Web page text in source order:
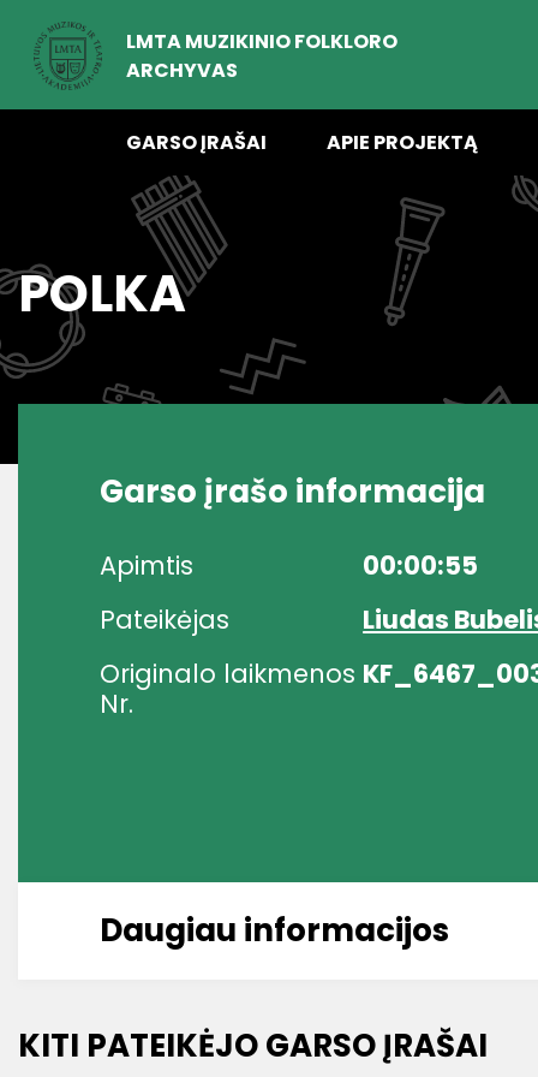
LMTA MUZIKINIO FOLKLORO
ARCHYVAS
GARSO ĮRAŠAI APIE PROJEKTĄ
POLKA
Garso įrašo informacija
Apimtis
00:00:55
Pateikėjas
Liudas
Originalo laikmenos
Nr.
Daugiau informacijos
KITI PATEIKĖJO GARSO ĮRAŠAI